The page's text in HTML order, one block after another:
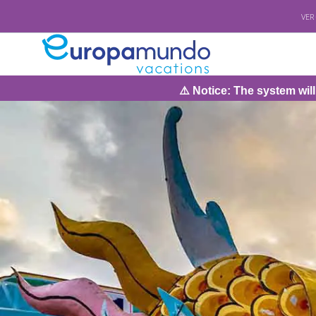
⚠️ Notice: The system will be under